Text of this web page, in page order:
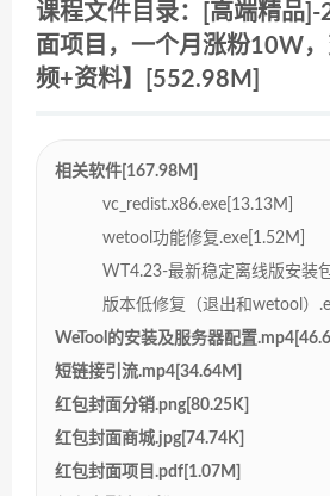
课程文件目录：[高端精品
面项目，一个月涨粉10W
频+资料】[552.98M]
相关软件[167.98M]
vc_redist.x86.exe[13.13M]
wetool功能修复.exe[1.52M]
WT4.23-最新稳定离线版安装
版本低修复（退出和wetool）
WeTool的安装及服务器配置
短链接引流.mp4[34.64M]
红包封面分销.png[80.25K]
红包封面商城.jpg[74.74K]
红包封面项目.pdf[1.07M]